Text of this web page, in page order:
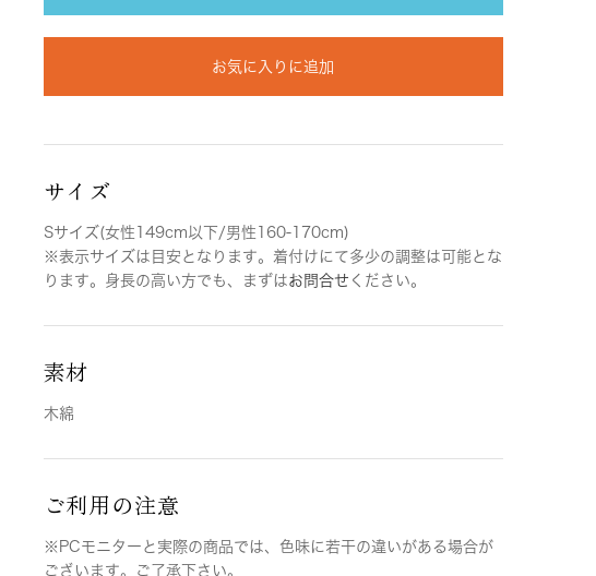
お気に入りに追加
サイズ
Sサイズ(女性149cm以下/男性160-170cm)
※表示サイズは目安となります。着付けにて多少の調整は可能とな
ります。身長の高い方でも、まずはお問合せ ください。
素材
木綿
ご利用の注意
※PCモニターと実際の商品では、色味に若干の違いがある場合が
ございます。ご了承下さい。